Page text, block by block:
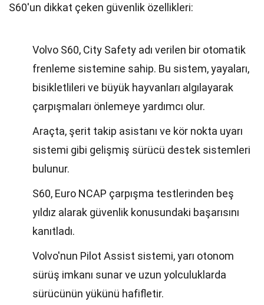
S60'un dikkat çeken güvenlik özellikleri:
Volvo S60, City Safety adı verilen bir otomatik
frenleme sistemine sahip. Bu sistem, yayaları,
bisikletlileri ve büyük hayvanları algılayarak
çarpışmaları önlemeye yardımcı olur.
Araçta, şerit takip asistanı ve kör nokta uyarı
sistemi gibi gelişmiş sürücü destek sistemleri
bulunur.
S60, Euro NCAP çarpışma testlerinden beş
yıldız alarak güvenlik konusundaki başarısını
kanıtladı.
Volvo'nun Pilot Assist sistemi, yarı otonom
sürüş imkanı sunar ve uzun yolculuklarda
sürücünün yükünü hafifletir.